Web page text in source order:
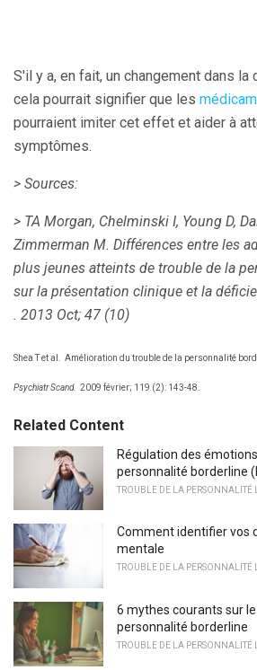
S'il y a, en fait, un changement dans la
cela pourrait signifier que les
pourraient imiter cet effet et aider à
symptômes.
> Sources:
> TA Morgan, Chelminski I, Young D,
Zimmerman M. Différences entre les
plus jeunes atteints de trouble de la
sur la présentation clinique et la
. 2013 Oct; 47 (10)
Shea T ​​et al. Amélioration du trouble de la personnalité
Psychiatr Scand. 2009 février; 119 (2): 143-48.
Related Content
Régulation des
personnalité borderline
TROUBLE DE LA PERSONNALITÉ
Comment identifier vos
mentale
TROUBLE DE LA PERSONNALITÉ
6 mythes courants sur
personnalité borderline
TROUBLE DE LA PERSONNALITÉ